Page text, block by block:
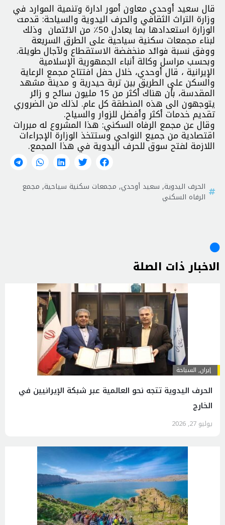
قال سعيد أوحدي معاون أمور ادارة وتنمية الموارد في
وزارة التراث الثقافي والحرف اليدوية والسياحة: قدمت
الوزارة استعدادها بما يعادل 50٪ من الائتمان وذلك
لبناء مجمعات سكنية سياحية على الطرق السريعة
ووفق نسبة فوائد منخفضة الاستقطاع ولآجال طويلة.
وبحسب مراسل وكالة أنباء الجمهورية الإسلامية
الإيرانية ، قال أوحدي، خلال حفل افتتاح مجمع الرعاية
والسكن على الطريق بين تربة حيدرية و مدينة مشهد
المقدسة، بأن هناك أكثر من 15 مليون سائح و زائر
يتوجهون الى هذه المنطقة كل عام. لذلك من الضروري
تقديم خدمات أكثر وأفضل للزوار والسياح.
وقال عن مجمع الرفاه السكني: هذا المشروع له مبررات
اقتصادية من جميع النواحي وستتخذ الوزارة الإجراءات
اللازمة لفتح سوق للحرف اليدوية في هذا المجمع.
الحرف اليدوية, سعيد أوحدي, مجمعات سكنية سياحية, مجمع
الرفاه السكني
الاخبار ذات الصلة
إيران, السياحة
الحرف اليدوية تتجه نحو العالمية عبر شبكة الإيرانيين في
الخارج
يوليو 27, 2026